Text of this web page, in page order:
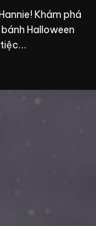
Khám phá
Halloween
tiệc…